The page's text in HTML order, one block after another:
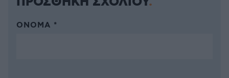
ΌΝΟΜΑ *